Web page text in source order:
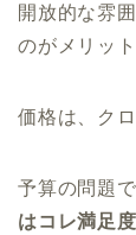
開放的な雰
のがメリット
価格は、ク
予算の問題
はコレ満足度